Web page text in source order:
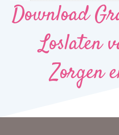
Download
Loslaten
Zorgen